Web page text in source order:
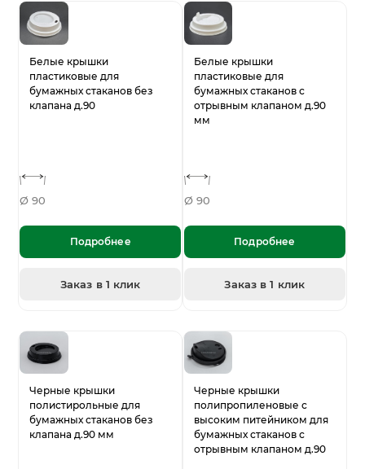
Белые крышки
пластиковые для
бумажных стаканов без
клапана д.90
Ø 90
Подробнее
Заказ в 1 клик
Белые крышки
пластиковые для
бумажных стаканов с
отрывным клапаном д.90
мм
Ø 90
Подробнее
Заказ в 1 клик
Черные крышки
полистирольные для
бумажных стаканов без
клапана д.90 мм
Черные крышки
полипропиленовые с
высоким питейником для
бумажных стаканов с
отрывным клапаном д.90